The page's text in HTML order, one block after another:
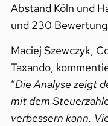
Abstand Köln und
und 230
Maciej Szewczyk,
Taxando,
“Die Analyse zeigt
mit dem
verbessern kann.